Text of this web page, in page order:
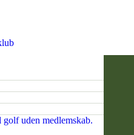
uden medlemskab.